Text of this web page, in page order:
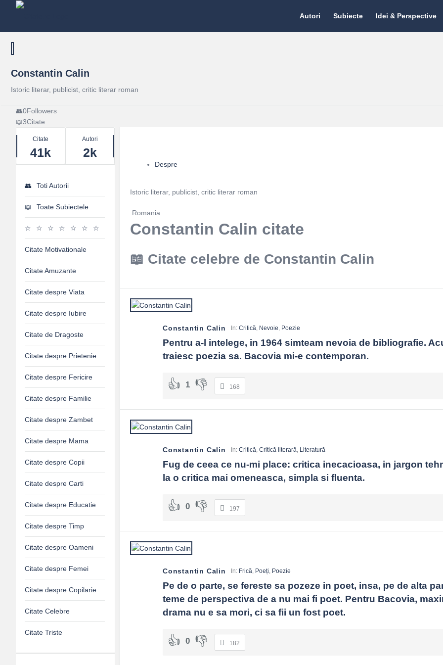
Citate.ro
Autori Subiecte Idei & Perspective
Constantin Calin
Istoric literar, publicist, critic literar roman
0Followers
3Citate
Despre
Istoric literar, publicist, critic literar roman
Romania
Constantin Calin citate
Citate celebre de Constantin Calin
Constantin Calin In: Critică, Nevoie, Poezie
Pentru a-l intelege, in 1964 simteam nevoia de bibliografie.
traiesc poezia sa. Bacovia mi-e contemporan.
1 168
Constantin Calin In: Critică Critică literară Literatură
Fug de ceea ce nu-mi place: critica inecacioasa, in jargon
la o critica mai omeneasca, simpla si fluenta.
0 197
Constantin Calin In: Frică, Poeți, Poezie
Pe de o parte, se fereste sa pozeze in poet, insa, pe de alta
teme de perspectiva de a nu mai fi poet. Pentru Bacovia,
drama nu e sa mori, ci sa fii un fost poet.
0 182
Stats
Citate
41k
Autori
2k
Toti Autorii
Toate Subiectele
Citate Motivationale
Citate Amuzante
Citate despre Viata
Citate despre Iubire
Citate de Dragoste
Citate despre Prietenie
Citate despre Fericire
Citate despre Familie
Citate despre Zambet
Citate despre Mama
Citate despre Copii
Citate despre Carti
Citate despre Educatie
Citate despre Timp
Citate despre Oameni
Citate despre Femei
Citate despre Copilarie
Citate Celebre
Citate Triste